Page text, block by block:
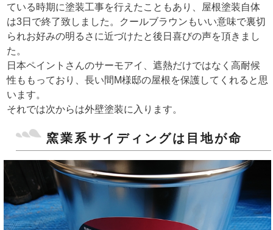
ている時期に塗装工事を行えたこともあり、屋根塗装自体
は3日で終了致しました。クールブラウンもいい意味で裏切
られお好みの明るさに近づけたと後日喜びの声を頂きまし
た。
日本ペイントさんのサーモアイ、遮熱だけではなく高耐候
性ももっており、長い間M様邸の屋根を保護してくれると思
います。
それでは次からは外壁塗装に入ります。
窯業系サイディングは目地が命